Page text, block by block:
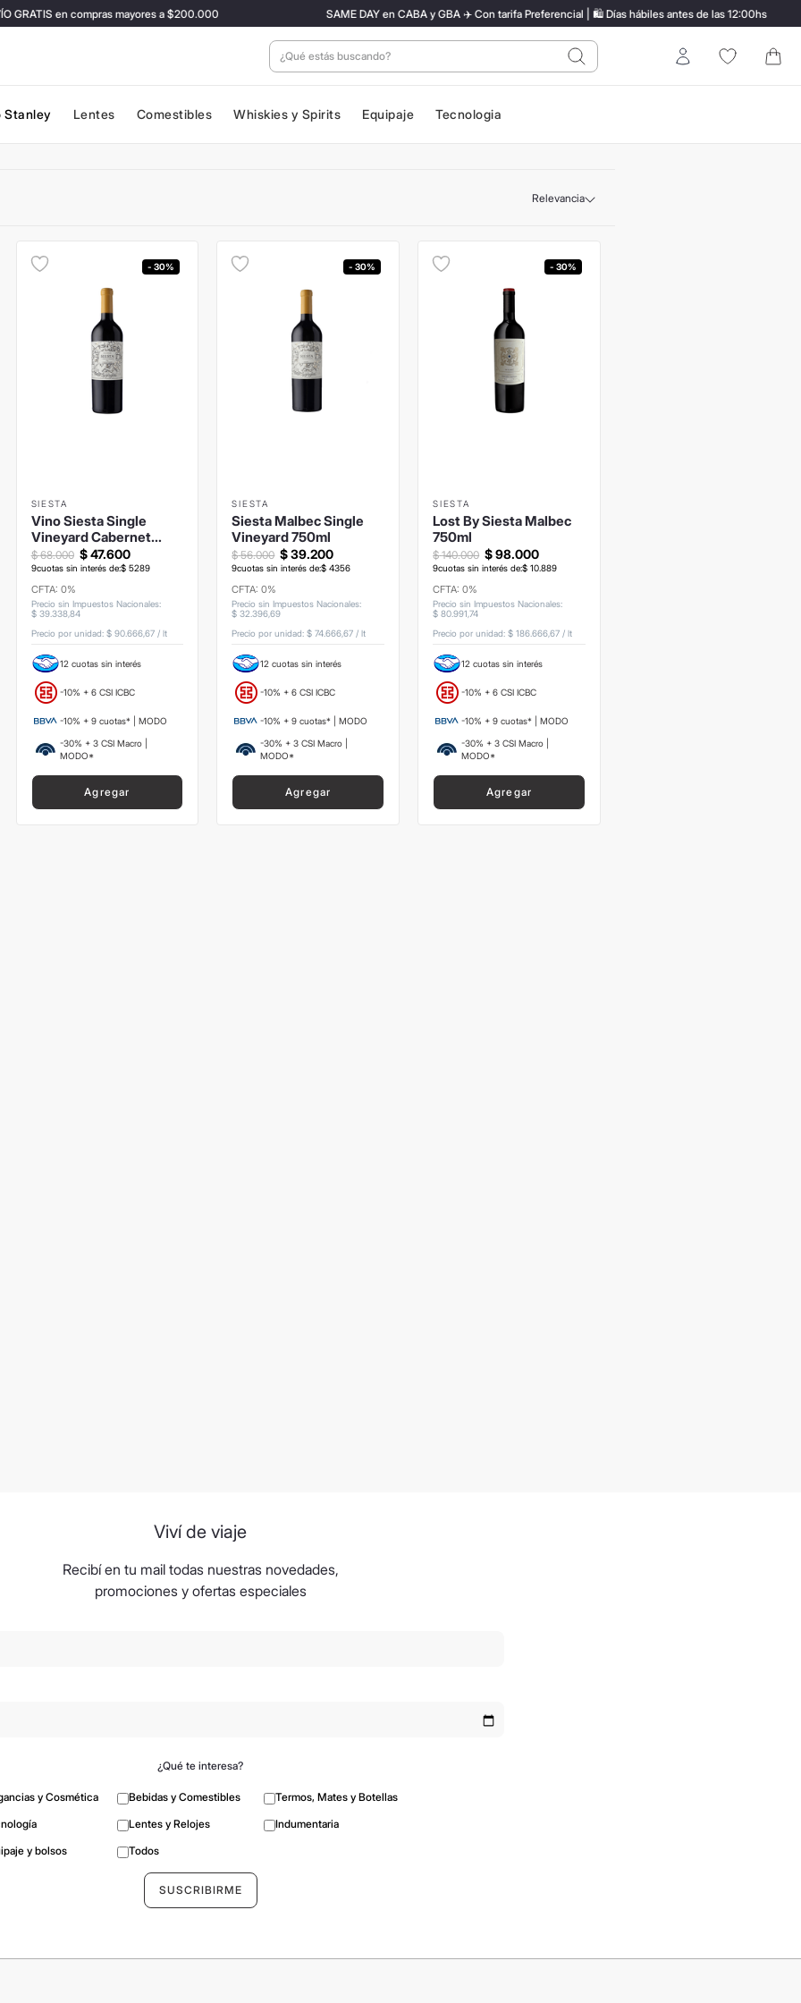
GRATIS en compras mayores a $200.000 SAME DAY en CABA y GBA ✈️ Con tarifa Preferencial | 🛍️ Días hábiles antes de las 12:00hs
¿Qué estás buscando? Entrar
Stanley Lentes Comestibles Whiskies y Spirits Equipaje Tecnologia
Relevancia
- 30%
SIESTA
Vino Siesta Single
Vineyard Cabernet
Franc - 750ml
$47.600
$ 68.000
9cuotas sin interés de:$ 5289
CFTA: 0%
Precio sin Impuestos Nacionales:
$ 39.338,84
Precio por unidad: $ 90.666,67/ lt
12 cuotas sin interés
-10% + 6 CSI ICBC
-10% + 9 cuotas* | MODO
-30% + 3 CSI Macro |
MODO*
Agregar
- 30%
SIESTA
Siesta Malbec Single
Vineyard 750ml
$ 39.200
$ 56.000
9cuotas sin interés de:$ 4356
CFTA: 0%
Precio sin Impuestos Nacionales:
$ 32 .396,69
Precio por unidad:$ 74.666,67 /lt
12 cuotas sin interés
-10% + 6 CSI ICBC
-10% + 9 cuotas* | MODO
-30% + 3 CSI Macro |
MODO*
Agregar
- 30%
SIESTA
Lost By Siesta Malbec
750ml
$98.000
$ 140.000
9cuotas sin interés de:$ 10.889
CFTA: 0%
Precio sin Impuestos Nacionales:
$ 80.991 ,74
Precio por unidad:$ 186.666,67 /lt
12 cuotas sin interés
-10% + 6 CSI ICBC
-10% + 9 cuotas* | MODO
-30% + 3 CSI Macro |
MODO*
Agregar
Viví de viaje
Recibí en tu mail todas nuestras novedades,
promociones y ofertas especiales
¿Qué te interesa?
y Cosmética Bebidas y Comestibles
Termos, Mates y Botellas
Lentes y Relojes
Indumentaria
y bolsos
Todos